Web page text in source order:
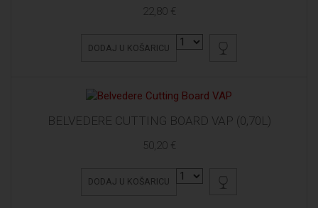
22,80 €
DODAJ U KOŠARICU
BELVEDERE CUTTING BOARD VAP (0,70L)
50,20 €
DODAJ U KOŠARICU